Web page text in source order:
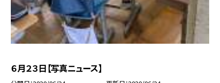
６月２３日【写真ニュース】